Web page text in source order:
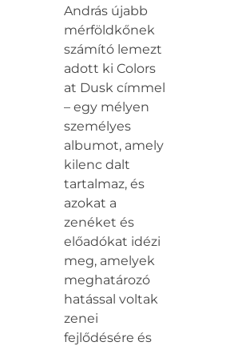
András újabb
mérföldkőnek
számító lemezt
adott ki Colors
at Dusk címmel
– egy mélyen
személyes
albumot, amely
kilenc dalt
tartalmaz, és
azokat a
zenéket és
előadókat idézi
meg, amelyek
meghatározó
hatással voltak
zenei
fejlődésére és